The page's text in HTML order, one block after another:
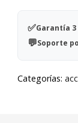
✅Garantía 3
💬Soporte
Categorías: